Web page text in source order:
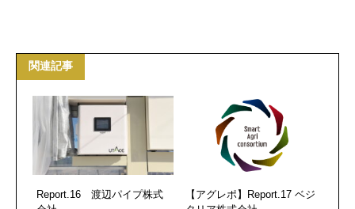
関連記事
Report.16 渡辺パイプ株式
【アグレポ】Report.17 ベジ